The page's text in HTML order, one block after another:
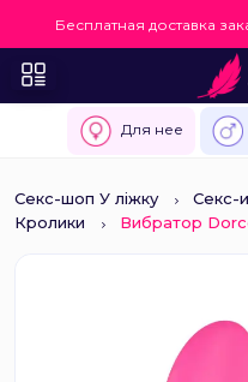
Бесплатная доставка
Для нее
Секс-шоп У ліжку Секс-
Кролики
Вибратор